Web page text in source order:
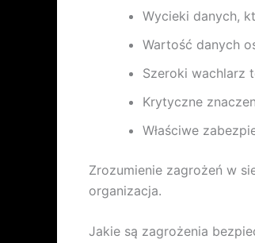
Wycieki danych,
Wartość danych
Szeroki wachlarz
Krytyczne
Właściwe
Zrozumienie zagrożeń w
organizacja.
Jakie są zagrożenia